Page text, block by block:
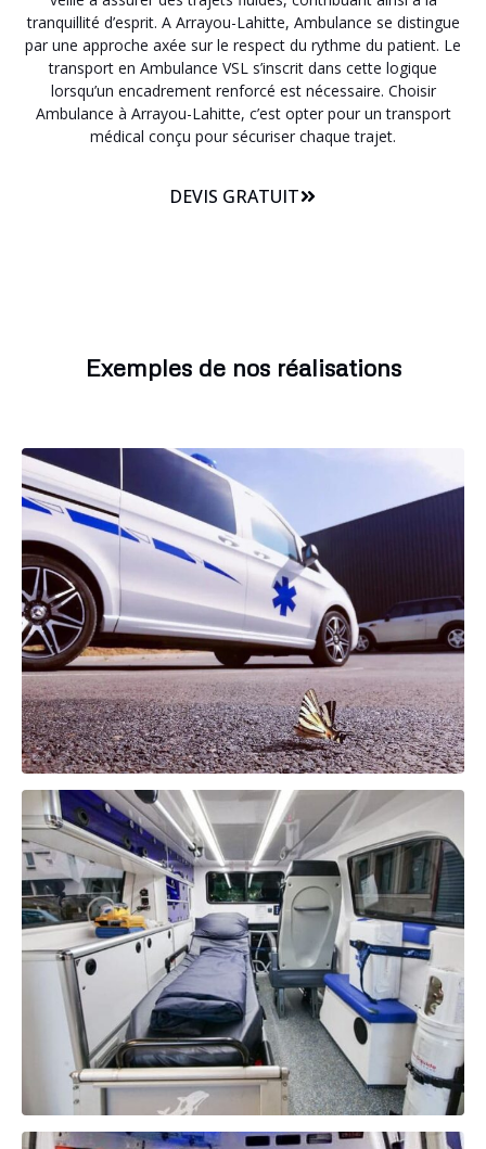
tranquillité d’esprit. A Arrayou-Lahitte, Ambulance se distingue
par une approche axée sur le respect du rythme du patient. Le
transport en Ambulance VSL s’inscrit dans cette logique
lorsqu’un encadrement renforcé est nécessaire. Choisir
Ambulance à Arrayou-Lahitte, c’est opter pour un transport
médical conçu pour sécuriser chaque trajet.
DEVIS GRATUIT
Exemples de nos réalisations